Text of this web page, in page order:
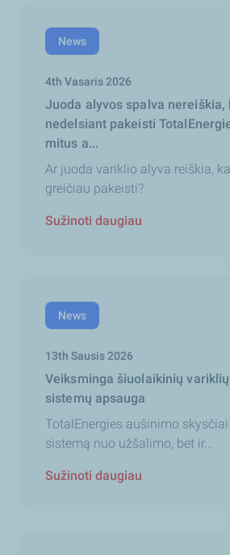
News
4th Vasaris 2026
Juoda alyvos spalva nereiškia,
nedelsiant pakeisti
mitus a...
Ar juoda variklio alyva reiškia,
greičiau pakeisti?
Sužinoti daugiau
News
13th Sausis 2026
Veiksminga šiuolaikinių
sistemų apsauga
TotalEnergies aušinimo
sistemą nuo užšalimo, bet ir...
Sužinoti daugiau